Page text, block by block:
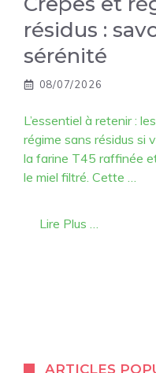
résidus :
sérénité
08/07/2026
L’essentiel à retenir :
régime sans résidus si
la farine T45 raffinée
le miel filtré. Cette …
Lire Plus …
ARTICLES